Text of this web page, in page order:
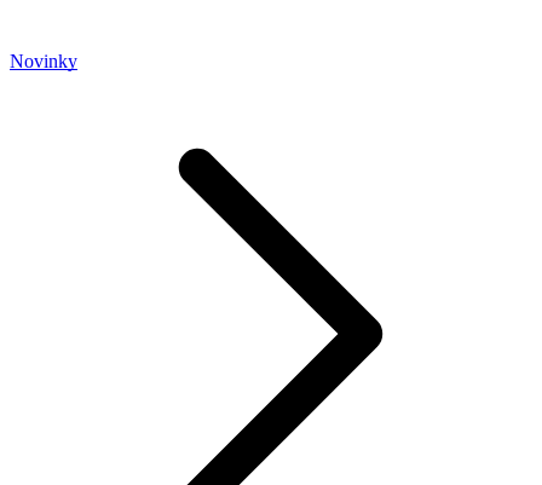
Novinky